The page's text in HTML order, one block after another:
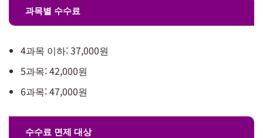
과목별 수수료
4과목 이하: 37,000원
5과목: 42,000원
6과목: 47,000원
수수료 면제 대상